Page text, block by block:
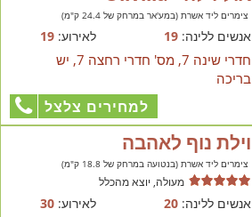
צימרים ליד אשרת (במע'אר במרחק של 24.4 ק"מ)
אנשים ללינה:19 לאירוע:19
חדרי שינה 7, מס' חדרי רחצה 7, יש
בריכה
למחירים צלצל
וילת נוף לאהבה
צימרים ליד אשרת (בנטועה במרחק של 18.8 ק"מ)
מעולה, יוצא מהכלל
אנשים ללינה:20 לאירוע:30